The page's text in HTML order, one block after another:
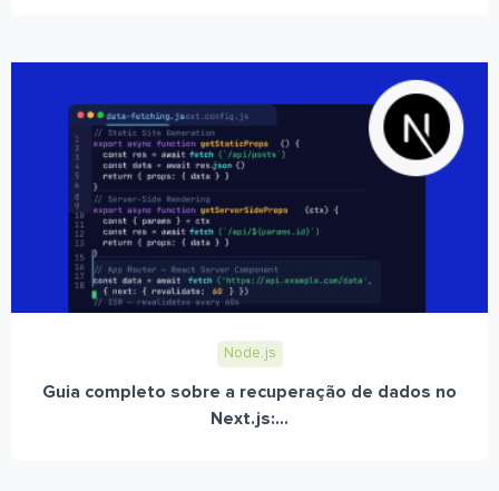
Node.js
Guia completo sobre a recuperação de dados no
Next.js:...